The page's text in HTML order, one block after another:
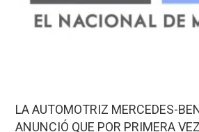
LA AUTOMOTRIZ MERCEDES-
ANUNCIÓ QUE POR PRIMERA